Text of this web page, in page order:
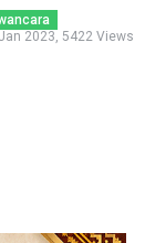
Taman ...
2023, 5422 Views